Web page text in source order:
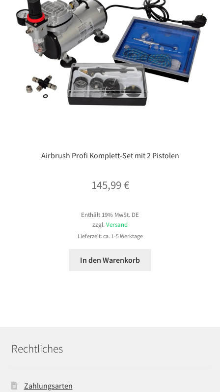
Airbrush Profi Komplett-Set mit 2 Pistolen
145,99€
Enthält 19% MwSt. DE
zzgl. Versand
Lieferzeit: ca. 1-5 Werktage
In den Warenkorb
Rechtliches
Zahlungsarten